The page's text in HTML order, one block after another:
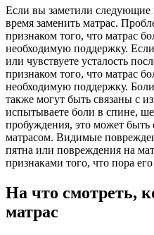
Если вы заметили
время заменить матрас.
признаком того, что матрас
необходимую поддержку.
или чувствуете усталость
признаком того, что матрас
необходимую поддержку.
также могут быть связаны с
испытываете боли в спине,
пробуждения, это может
матрасом. Видимые
пятна или повреждения на
признаками того, что пора
На что смотреть,
матрас